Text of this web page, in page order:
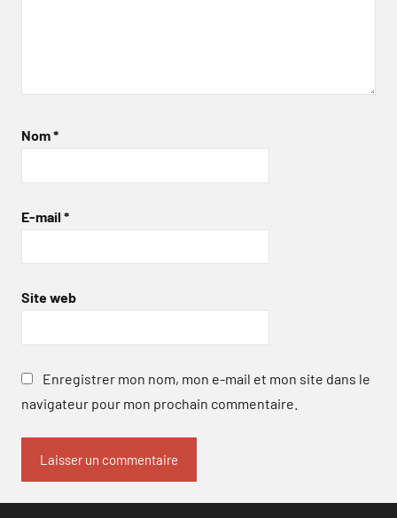
Nom*
E-mail *
Site web
Enregistrer mon nom, mon e-mail et mon site dans le
navigateur pour mon prochain commentaire.